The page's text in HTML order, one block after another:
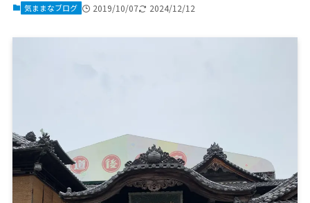
気ままなブログ 2019/10/07 2024/12/12